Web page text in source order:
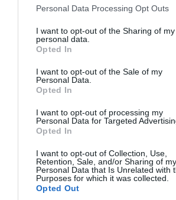
Please note that this website/app uses
not limited to your visit or usage
grant or deny consent to Google and its
use your data for below specified
consent section.
Personal Data Processing Opt Outs
I want to opt-out of the Sharing of my
personal data.
Opted In
I want to opt-out of the Sale of my
Personal Data.
Opted In
I want to opt-out of processing my
Personal Data for Targeted
Opted In
I want to opt-out of Collection, Use,
Retention, Sale, and/or Sharing of my
Personal Data that Is Unrelated with
Purposes for which it was collected.
Opted Out
«Η απόλυτη τραγωδία»: Η
του Αρκά για τα τατουάζ (φωτο)
07.08.2026 | 20:02